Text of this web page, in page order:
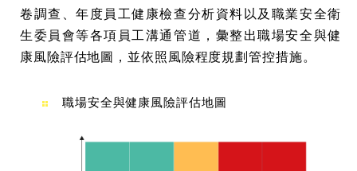
卷調查、年度員工健康檢查分析資料以及職業安全衛
生委員會等各項員工溝通管道，彙整出職場安全與健
康風險評估地圖，並依照風險程度規劃管控措施。
職場安全與健康風險評估地圖